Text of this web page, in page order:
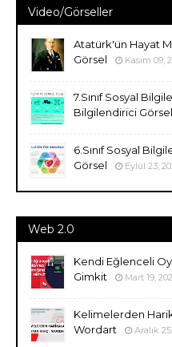
Video/Görseller
Atatürk'ün Hayat
Görsel
Kasım 09,
7.Sınıf Sosyal
Bilgilendirici Görsel
6.Sınıf Sosyal
Görsel
Eylül 23,
Web 2.0
Kendi Eğlenceli
Gimkit
Mart 19,
Kelimelerden
Wordart
Aralık